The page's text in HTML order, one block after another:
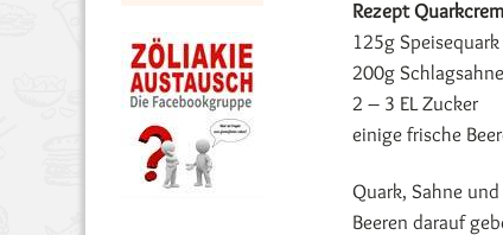
Rezept
125g
200g
2 – 3 EL Zucker
einige frische
Quark, Sahne
Beeren darauf